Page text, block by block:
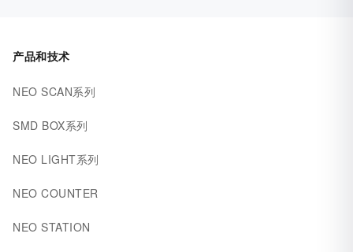
产品和技术
NEO SCAN系列
SMD BOX系列
NEO LIGHT系列
NEO COUNTER
NEO STATION